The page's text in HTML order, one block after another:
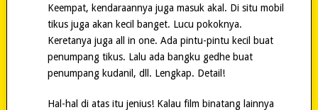
Keempat, kendaraannya juga masuk akal. Di situ mobil
tikus juga akan kecil banget. Lucu pokoknya.
Keretanya juga all in one. Ada pintu-pintu kecil buat
penumpang tikus. Lalu ada bangku gedhe buat
penumpang kudanil, dll. Lengkap. Detail!
Hal-hal di atas itu jenius! Kalau film binatang lainnya